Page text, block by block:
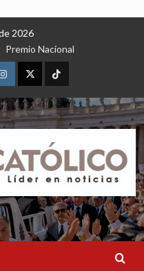
2026
Premio Nacional
Instagram
X TikTok